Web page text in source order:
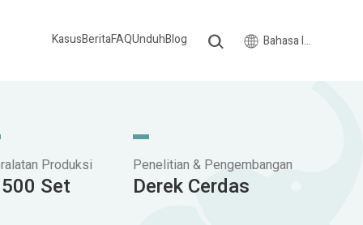
KasusBeritaFAQUnduhBlog Bahasa Indonesia
Produksi
Set
Penelitian & Pengembangan
Derek Cerdas